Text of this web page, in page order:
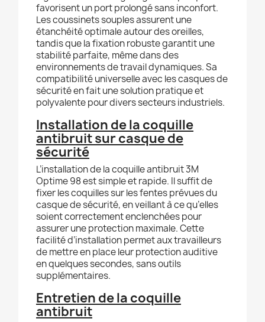
favorisent un port prolongé sans inconfort.
Les coussinets souples assurent une
étanchéité optimale autour des oreilles,
tandis que la fixation robuste garantit une
stabilité parfaite, même dans des
environnements de travail dynamiques. Sa
compatibilité universelle avec les casques de
sécurité en fait une solution pratique et
polyvalente pour divers secteurs industriels.
Installation de la coquille
antibruit sur casque de
sécurité
L’installation de la coquille antibruit 3M
Optime 98 est simple et rapide. Il suffit de
fixer les coquilles sur les fentes prévues du
casque de sécurité, en veillant à ce qu’elles
soient correctement enclenchées pour
assurer une protection maximale. Cette
facilité d’installation permet aux travailleurs
de mettre en place leur protection auditive
en quelques secondes, sans outils
supplémentaires.
Entretien de la coquille
antibruit